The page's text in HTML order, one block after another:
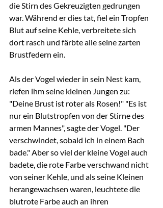
die Stirn des Gekreuzigten gedrungen
war. Während er dies tat, fiel ein Tropfen
Blut auf seine Kehle, verbreitete sich
dort rasch und färbte alle seine zarten
Brustfedern ein.
Als der Vogel wieder in sein Nest kam,
riefen ihm seine kleinen Jungen zu:
"Deine Brust ist roter als Rosen!" "Es ist
nur ein Blutstropfen von der Stirne des
armen Mannes", sagte der Vogel. "Der
verschwindet, sobald ich in einem Bach
bade." Aber so viel der kleine Vogel auch
badete, die rote Farbe verschwand nicht
von seiner Kehle, und als seine Kleinen
herangewachsen waren, leuchtete die
blutrote Farbe auch an ihren